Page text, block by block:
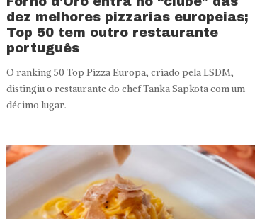
dez melhores pizzarias europeias;
Top 50 tem outro restaurante
português
O ranking 50 Top Pizza Europa, criado pela LSDM,
distingiu o restaurante do chef Tanka Sapkota com um
décimo lugar.